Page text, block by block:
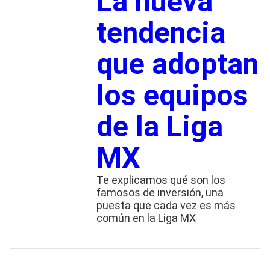
tendencia
que adoptan
los equipos
de la Liga
MX
Te explicamos qué son los
famosos de inversión, una
puesta que cada vez es más
común en la Liga MX